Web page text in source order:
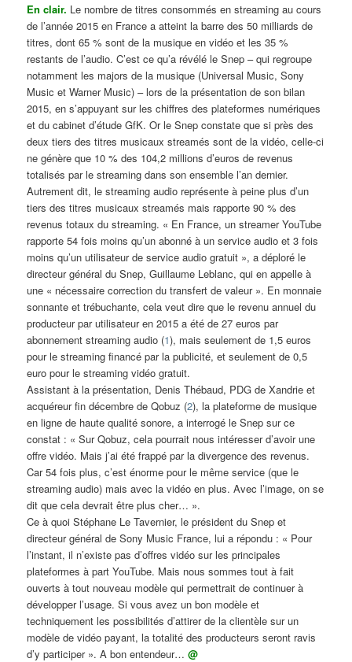
En clair. Le nombre de titres consommés en streaming au cours
de l’année 2015 en France a atteint la barre des 50 milliards de
titres, dont 65 % sont de la musique en vidéo et les 35 %
restants de l’audio. C’est ce qu’a révélé le Snep – qui regroupe
notamment les majors de la musique (Universal Music, Sony
Music et Warner Music) – lors de la présentation de son bilan
2015, en s’appuyant sur les chiffres des plateformes numériques
et du cabinet d’étude GfK. Or le Snep constate que si près des
deux tiers des titres musicaux streamés sont de la vidéo, celle-ci
ne génère que 10 % des 104,2 millions d’euros de revenus
totalisés par le streaming dans son ensemble l’an dernier.
Autrement dit, le streaming audio représente à peine plus d’un
tiers des titres musicaux streamés mais rapporte 90 % des
revenus totaux du streaming. « En France, un streamer YouTube
rapporte 54 fois moins qu’un abonné à un service audio et 3 fois
moins qu’un utilisateur de service audio gratuit », a déploré le
directeur général du Snep, Guillaume Leblanc, qui en appelle à
une « nécessaire correction du transfert de valeur ». En monnaie
sonnante et trébuchante, cela veut dire que le revenu annuel du
producteur par utilisateur en 2015 a été de 27 euros par
abonnement streaming audio (1), mais seulement de 1,5 euros
pour le streaming financé par la publicité, et seulement de 0,5
euro pour le streaming vidéo gratuit.
Assistant à la présentation, Denis Thébaud, PDG de Xandrie et
acquéreur fin décembre de Qobuz (2), la plateforme de musique
en ligne de haute qualité sonore, a interrogé le Snep sur ce
constat : « Sur Qobuz, cela pourrait nous intéresser d’avoir une
offre vidéo. Mais j’ai été frappé par la divergence des revenus.
Car 54 fois plus, c’est énorme pour le même service (que le
streaming audio) mais avec la vidéo en plus. Avec l’image, on se
dit que cela devrait être plus cher… ».
Ce à quoi Stéphane Le Tavernier, le président du Snep et
directeur général de Sony Music France, lui a répondu : « Pour
l’instant, il n’existe pas d’offres vidéo sur les principales
plateformes à part YouTube. Mais nous sommes tout à fait
ouverts à tout nouveau modèle qui permettrait de continuer à
développer l’usage. Si vous avez un bon modèle et
techniquement les possibilités d’attirer de la clientèle sur un
modèle de vidéo payant, la totalité des producteurs seront ravis
d’y participer ». A bon entendeur…@